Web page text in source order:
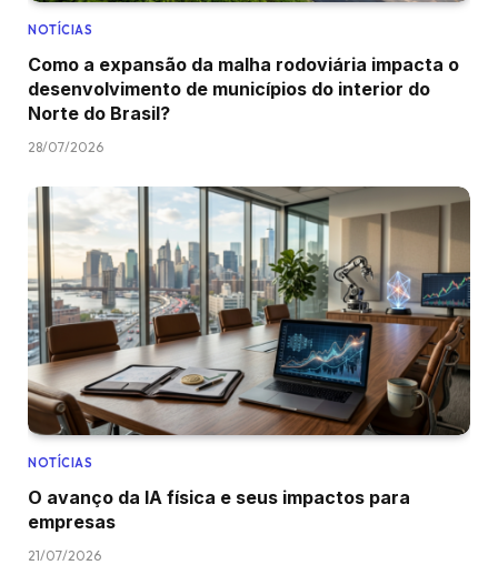
NOTÍCIAS
Como a expansão da malha rodoviária impacta o
desenvolvimento de municípios do interior do
Norte do Brasil?
28/07/2026
NOTÍCIAS
O avanço da IA física e seus impactos para
empresas
21/07/2026